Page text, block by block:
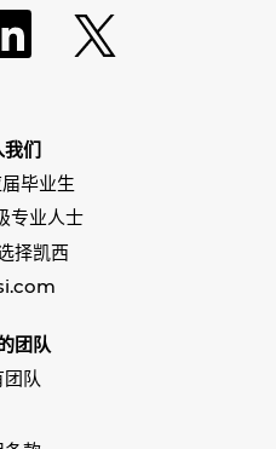
在
新
选
我们
毕业生
专业人士
择凯西
团队
团队